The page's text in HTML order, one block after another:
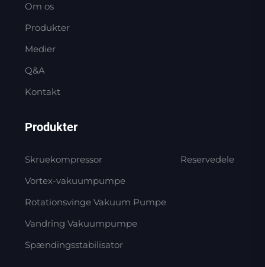
Om os
Produkter
Medier
Q&A
Kontakt
Produkter
Skruekompressor
Vortex-vakuumpumpe
Rotationsvinge Vakuum Pumpe
Vandring Vakuumpumpe
Spændingsstabilisator
Reservedele